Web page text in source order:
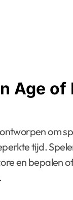
Age of
om
tijd.
en bepalen